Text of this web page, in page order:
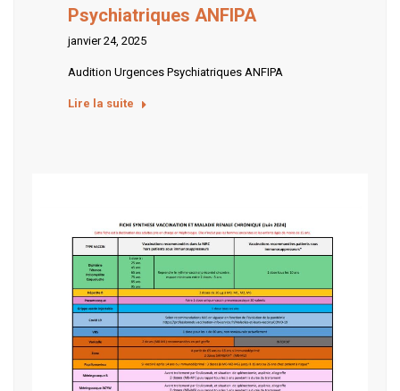
Psychiatriques ANFIPA
janvier 24, 2025
Audition Urgences Psychiatriques ANFIPA
Lire la suite